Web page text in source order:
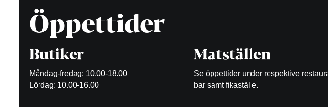
Öppettider
Butiker
Måndag-fredag: 10.00-18.00
Lördag: 10.00-16.00
Matställen
Se öppettider under respektive
bar samt fikaställe.